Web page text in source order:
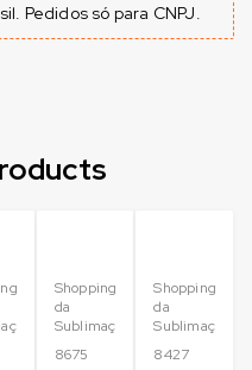
Pedidos só para CNPJ.
Shopping
da
Sublimação
8675
Shopping
da
Sublimação
8427